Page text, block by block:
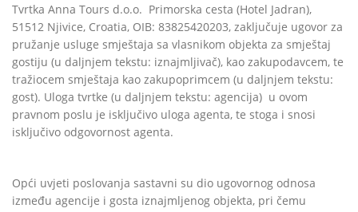
Tvrtka Anna Tours d.o.o. Primorska cesta (Hotel Jadran),
51512 Njivice, Croatia, OIB: 83825420203, zaključuje ugovor za
pružanje usluge smještaja sa vlasnikom objekta za smještaj
gostiju (u daljnjem tekstu: iznajmljivač), kao zakupodavcem, te
tražiocem smještaja kao zakupoprimcem (u daljnjem tekstu:
gost). Uloga tvrtke (u daljnjem tekstu: agencija) u ovom
pravnom poslu je isključivo uloga agenta, te stoga i snosi
isključivo odgovornost agenta.
Opći uvjeti poslovanja sastavni su dio ugovornog odnosa
između agencije i gosta iznajmljenog objekta, pri čemu